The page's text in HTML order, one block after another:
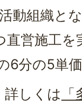
活動組織と
直営施工
6分の5単
詳しくは